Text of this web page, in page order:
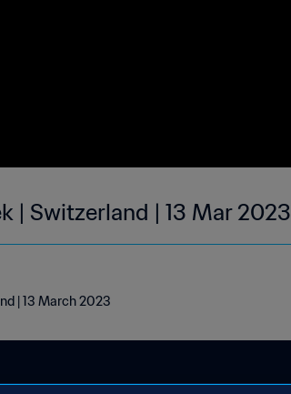
| Switzerland | 13 Mar 2023
| 13 March 2023